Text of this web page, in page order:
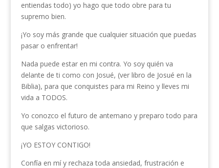
entiendas todo) yo hago que todo obre para tu
supremo bien.
¡Yo soy más grande que cualquier situación que puedas
pasar o enfrentar!
Nada puede estar en mi contra. Yo soy quién va
delante de ti como con Josué, (ver libro de Josué en la
Biblia), para que conquistes para mi Reino y lleves mi
vida a TODOS.
Yo conozco el futuro de antemano y preparo todo para
que salgas victorioso.
¡YO ESTOY CONTIGO!
Confía en mí y rechaza toda ansiedad, frustración e